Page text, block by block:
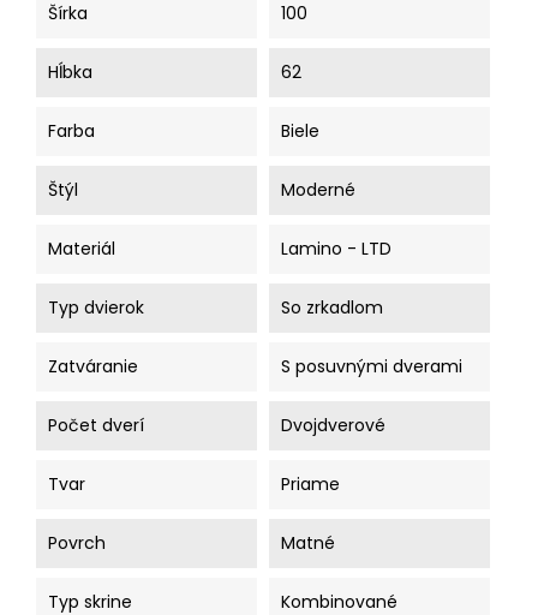
Šírka 100
Hĺbka 62
Farba Biele
Štýl Moderné
Materiál Lamino - LTD
Typ dvierok So zrkadlom
Zatváranie S posuvnými dverami
Počet dverí Dvojdverové
Tvar Priame
Povrch Matné
Typ skrine Kombinované